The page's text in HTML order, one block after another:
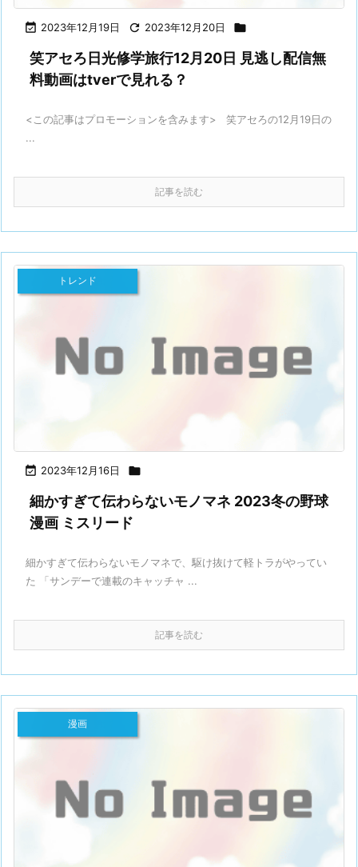
 2023年12月19日  2023年12月20日 
笑アセろ日光修学旅行12月20日 見逃し配信無
料動画はtverで見れる？
<この記事はプロモーションを含みます> 笑アセろの12月19日の
...
記事を読む
 2023年12月16日 
トレンド
細かすぎて伝わらないモノマネ 2023冬の野球
漫画 ミスリード
細かすぎて伝わらないモノマネで、駆け抜けて軽トラがやってい
た 「サンデーで連載のキャッチャ ...
記事を読む
漫画